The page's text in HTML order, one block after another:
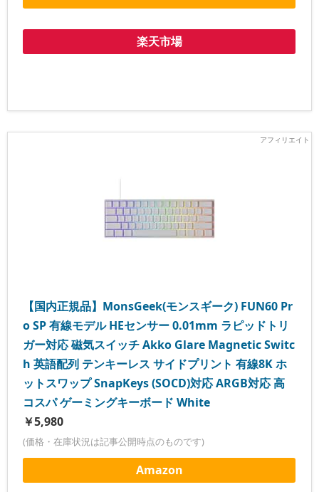
楽天市場
【国内正規品】MonsGeek(モンスギーク) FUN60 Pr
o SP 有線モデル HEセンサー 0.01mm ラピッドトリ
ガー対応 磁気スイッチ Akko Glare Magnetic Switc
h 英語配列 テンキーレス サイドプリント 有線8K ホ
ットスワップ SnapKeys (SOCD)対応 ARGB対応 高
コスパ ゲーミングキーボード White
￥5,980
(価格・在庫状況は記事公開時点のものです)
Amazon